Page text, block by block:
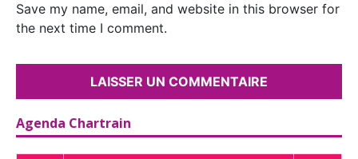
Save my name, email, and website in this browser for
the next time I comment.
Agenda Chartrain